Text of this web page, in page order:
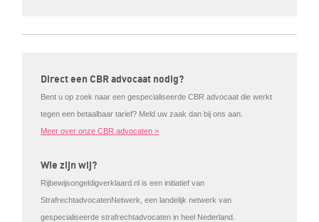
Direct een CBR advocaat nodig?
Bent u op zoek naar een gespecialiseerde CBR advocaat die werkt
tegen een betaalbaar tarief? Meld uw zaak dan bij ons aan.
Meer over onze CBR advocaten >
Wie zijn wij?
Rijbewijsongeldigverklaard.nl is een initiatief van
StrafrechtadvocatenNetwerk, een landelijk netwerk van
gespecialiseerde strafrechtadvocaten in heel Nederland.